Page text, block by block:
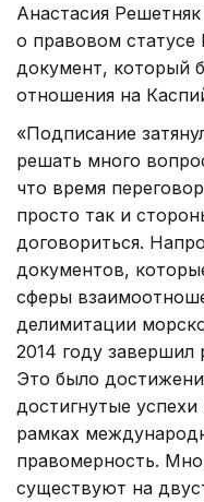
Анастасия
о правовом
документ, который
отношения на
«Подписание
решать много
что время
просто так и
договориться.
документов,
сферы
делимитации
2014 году завершил
Это было
достигнутые
рамках
правомерность.
существуют на